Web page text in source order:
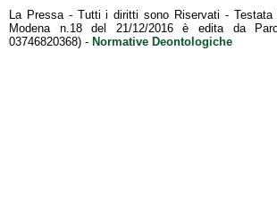
La Pressa - Tutti i diritti sono Riservati - Testata
Modena n.18 del 21/12/2016 è edita da
03746820368) - Normative Deontologiche